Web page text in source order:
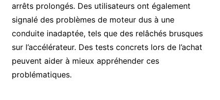
arrêts prolongés. Des utilisateurs ont également
signalé des problèmes de moteur dus à une
conduite inadaptée, tels que des relâchés brusques
sur l’accélérateur. Des tests concrets lors de l’achat
peuvent aider à mieux appréhender ces
problématiques.